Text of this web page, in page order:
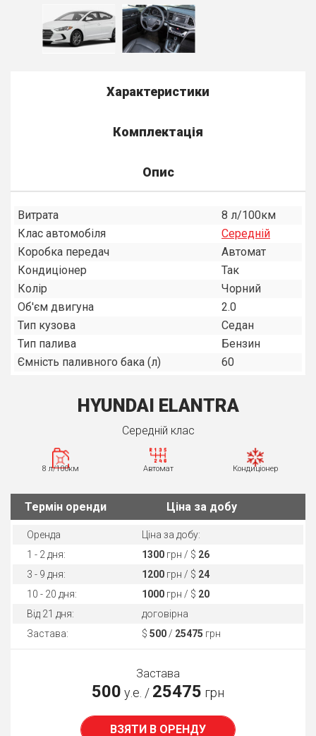
Характеристики
Комплектація
Опис
Витрата
8 л/100км
Клас автомобіля
Середнiй
Коробка передач
Автомат
Кондиціонер
Так
Колір
Чорний
Об'єм двигуна
2.0
Тип кузова
Седан
Тип палива
Бензин
Ємність паливного бака (л)
60
HYUNDAI ELANTRA
Середнiй клас
8 л/100км Автомат Кондиціонер
Термін оренди Ціна за добу
Оренда
Ціна за добу:
1 - 2 дня:
1300 грн / $ 26
3 - 9 дня:
1200 грн / $ 24
10 - 20 дня:
1000 грн / $ 20
Від 21 дня:
договірна
Застава:
$ 500 / 25475 грн
Застава
500 у.е. / 25475 грн
ВЗЯТИ В ОРЕНДУ